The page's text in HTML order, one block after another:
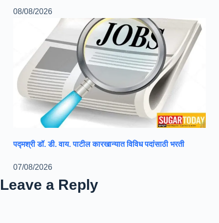
08/08/2026
पद्मश्री डॉ. डी. वाय. पाटील कारखान्यात विविध पदांसाठी भरती
07/08/2026
Leave a Reply